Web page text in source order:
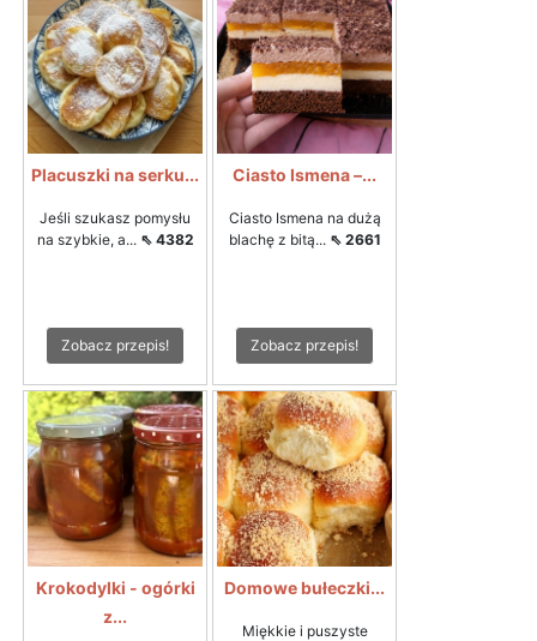
Placuszki na serku...
Jeśli szukasz pomysłu
na szybkie, a... ⇖ 4382
Zobacz przepis!
Ciasto Ismena –...
Ciasto Ismena na dużą
blachę z bitą... ⇖ 2661
Zobacz przepis!
Krokodylki - ogórki
z...
Domowe bułeczki...
Miękkie i puszyste